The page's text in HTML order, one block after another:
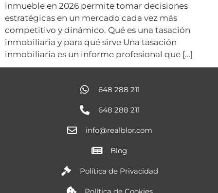
inmueble en 2026 permite tomar decisiones
estratégicas en un mercado cada vez más
competitivo y dinámico. Qué es una tasación
inmobiliaria y para qué sirve Una tasación
inmobiliaria es un informe profesional que […]
648 288 211
648 288 211
info@realblor.com
Blog
Política de Privacidad